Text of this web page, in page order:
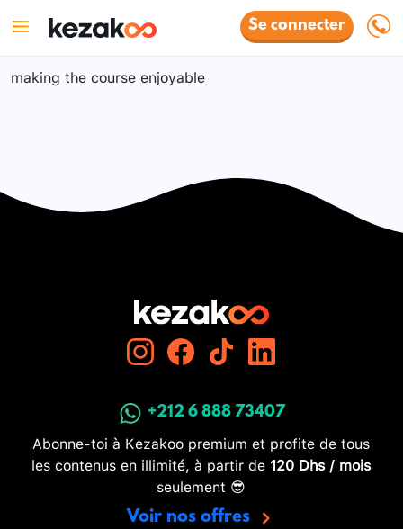
Se connecter
making the course enjoyable
+212 6 888 73407
Abonne-toi à Kezakoo premium et profite de tous
les contenus en illimité, à partir de 120 Dhs / mois
seulement 😎
Voir nos offres